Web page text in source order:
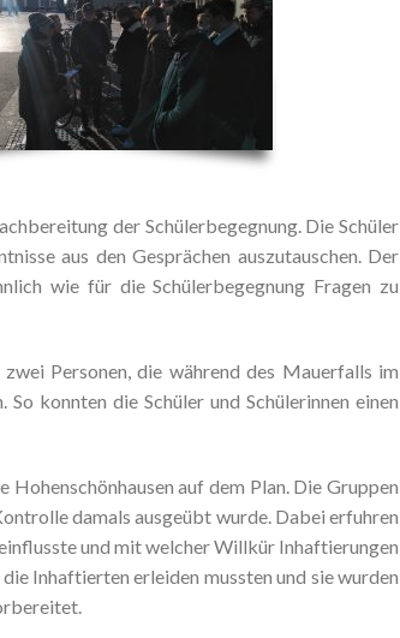
der Schülerbegegnung. Die Schüler
aus den Gesprächen auszutauschen. Der
wie für die Schülerbegegnung Fragen zu
Personen, die während des Mauerfalls im
konnten die Schüler und Schülerinnen einen
auf dem Plan. Die Gruppen
damals ausgeübt wurde. Dabei erfuhren
und mit welcher Willkür Inhaftierungen
Inhaftierten erleiden mussten und sie wurden